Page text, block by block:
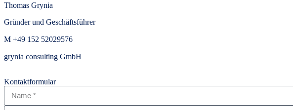
Thomas Grynia
Gründer und Geschäftsführer
M +49 152 52029576
grynia consulting GmbH
Kontaktformular